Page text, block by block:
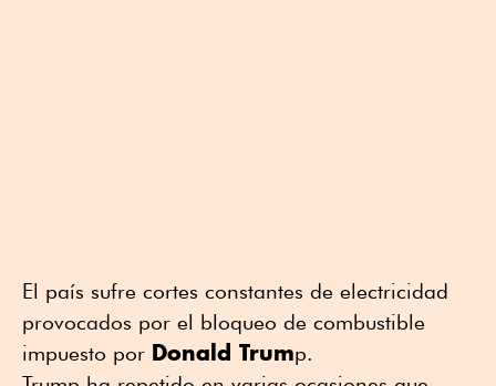
El país sufre cortes constantes de electricidad
provocados por el bloqueo de combustible
impuesto por Donald Trump.